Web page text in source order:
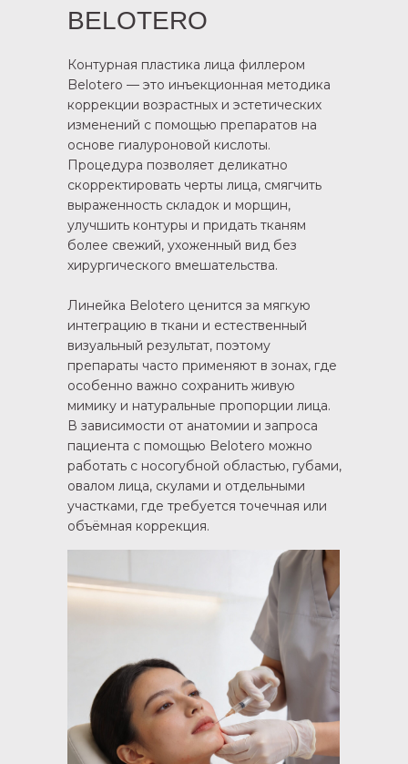
BELOTERO
Контурная пластика лица филлером
Belotero — это инъекционная методика
коррекции возрастных и эстетических
изменений с помощью препаратов на
основе гиалуроновой кислоты.
Процедура позволяет деликатно
скорректировать черты лица, смягчить
выраженность складок и морщин,
улучшить контуры и придать тканям
более свежий, ухоженный вид без
хирургического вмешательства.
Линейка Belotero ценится за мягкую
интеграцию в ткани и естественный
визуальный результат, поэтому
препараты часто применяют в зонах, где
особенно важно сохранить живую
мимику и натуральные пропорции лица.
В зависимости от анатомии и запроса
пациента с помощью Belotero можно
работать с носогубной областью, губами,
овалом лица, скулами и отдельными
участками, где требуется точечная или
объёмная коррекция.